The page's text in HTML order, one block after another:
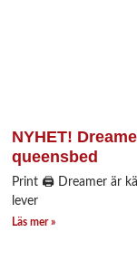
NYHET!
queensbed
Print 🖨 Dreamer är
lever
Läs mer »